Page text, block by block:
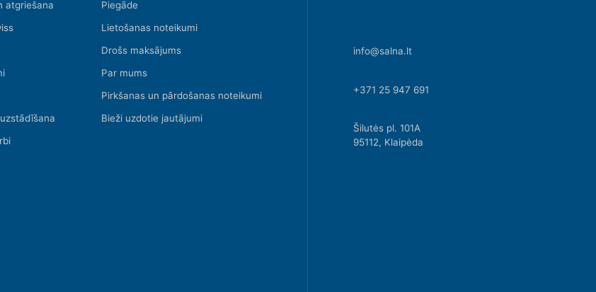
atgriešana
Piegāde
Lietošanas noteikumi
Drošs maksājums
Par mums
Pirkšanas un pārdošanas noteikumi
Bieži uzdotie jautājumi
info@salna.lt
+371 25 947 691
Šilutės pl. 101A
95112, Klaipėda